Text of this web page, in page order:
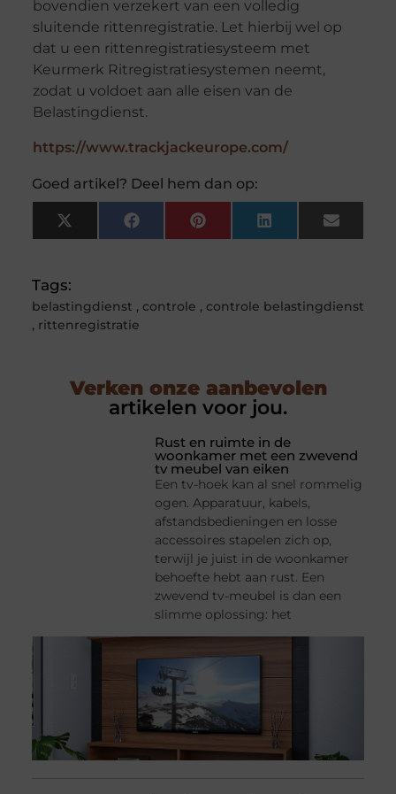
bovendien verzekert van een volledig
sluitende rittenregistratie. Let hierbij wel op
dat u een rittenregistratiesysteem met
Keurmerk Ritregistratiesystemen neemt,
zodat u voldoet aan alle eisen van de
Belastingdienst.
https://www.trackjackeurope.com/
Goed artikel? Deel hem dan op:
X
(Twitter)
FacebookPinterestLinkedInEmail
Tags:
belastingdienst , controle , controle belastingdienst
, rittenregistratie
Verken onze aanbevolen
artikelen voor jou.
Rust en ruimte in de
woonkamer met een zwevend
tv meubel van eiken
Een tv-hoek kan al snel rommelig
ogen. Apparatuur, kabels,
afstandsbedieningen en losse
accessoires stapelen zich op,
terwijl je juist in de woonkamer
behoefte hebt aan rust. Een
zwevend tv-meubel is dan een
slimme oplossing: het